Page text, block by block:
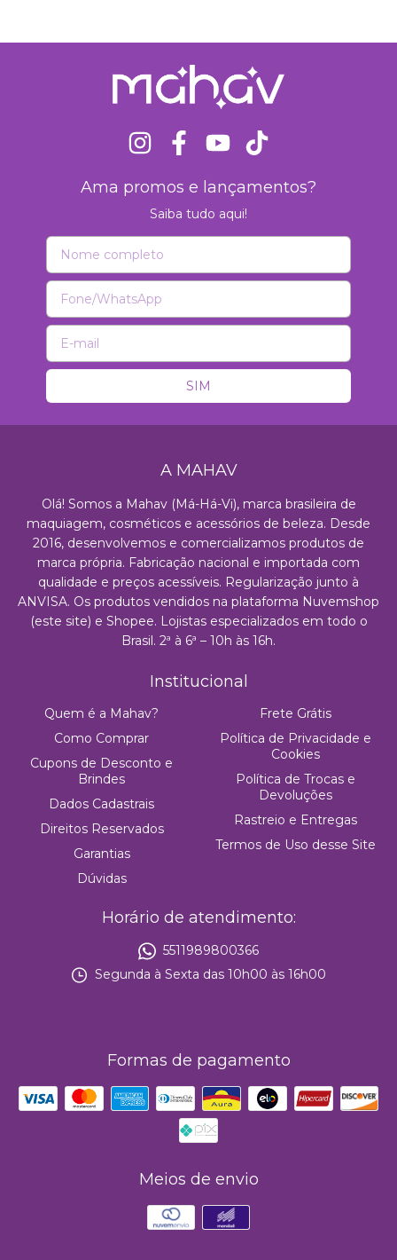
Ama promos e lançamentos?
Saiba tudo aqui!
A MAHAV
Olá! Somos a Mahav (Má-Há-Vi), marca brasileira de
maquiagem, cosméticos e acessórios de beleza. Desde
2016, desenvolvemos e comercializamos produtos de
marca própria. Fabricação nacional e importada com
qualidade e preços acessíveis. Regularização junto à
ANVISA. Os produtos vendidos na plataforma Nuvemshop
(este site) e Shopee. Lojistas especializados em todo o
Brasil. 2ª à 6ª – 10h às 16h.
Institucional
Quem é a Mahav?
Como Comprar
Cupons de Desconto e
Brindes
Dados Cadastrais
Direitos Reservados
Garantias
Dúvidas
Frete Grátis
Política de Privacidade e
Cookies
Política de Trocas e
Devoluções
Rastreio e Entregas
Termos de Uso desse Site
Horário de atendimento:
5511989800366
Segunda à Sexta das 10h00 às 16h00
Formas de pagamento
Meios de envio